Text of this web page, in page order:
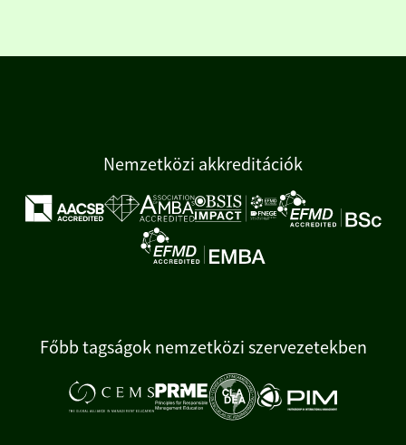
Nemzetközi akkreditációk
Főbb tagságok nemzetközi szervezetekben